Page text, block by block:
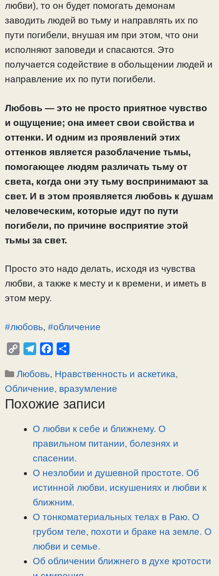
любви), то он будет помогать демонам
заводить людей во тьму и направлять их по
пути погибели, внушая им при этом, что они
исполняют заповеди и спасаются. Это
получается содействие в обольщении людей и
направление их по пути погибели.
Любовь — это не просто приятное чувство
и ощущение; она имеет свои свойства и
оттенки. И одним из проявлений этих
оттенков является разоблачение тьмы,
помогающее людям различать тьму от
света, когда они эту тьму воспринимают за
свет. И в этом проявляется любовь к душам
человеческим, которые идут по пути
погибели, по причине восприятие этой
тьмы за свет.
Просто это надо делать, исходя из чувства
любви, а также к месту и к времени, и иметь в
этом меру.
#любовь, #обличение
p
y
L
l
e
g
a
c
e
b
o
п
р
а
Рубрики
Любовь, Нравственность и аскетика,
Обличение, вразумление
Похожие записи
О любви к себе и ближнему. О
правильном питании, болезнях и
спасении.
О незлобии и душевной простоте. Об
истинной любви, искушениях и любви к
ближним.
О тонкоматериальных телах в Раю. О
грубом теле, похоти и браке на земле. О
любви и семье.
Об обличении ближнего в духе кротости